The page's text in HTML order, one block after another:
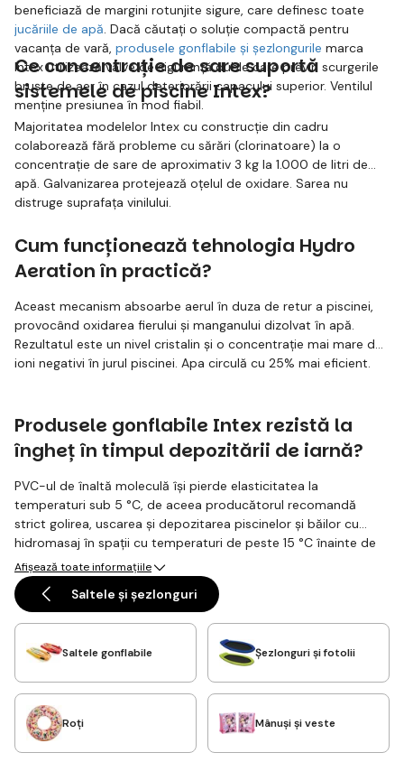
beneficiază de margini rotunjite sigure, care definesc toate
jucăriile de apă. Dacă căutați o soluție compactă pentru
vacanța de vară, produsele gonflabile și șezlongurile marca
Intex utilizează valve de siguranță duble care previn scurgerile
bruște de aer în cazul deteriorării capacului superior. Ventilul
menține presiunea în mod fiabil.
Ce concentrație de sare suportă
sistemele de piscine Intex?
Majoritatea modelelor Intex cu construcție din cadru
colaborează fără probleme cu sărări (clorinatoare) la o
concentrație de sare de aproximativ 3 kg la 1.000 de litri de
apă. Galvanizarea protejează oțelul de oxidare. Sarea nu
distruge suprafața vinilului.
Cum funcționează tehnologia Hydro
Aeration în practică?
Aceast mecanism absoarbe aerul în duza de retur a piscinei,
provocând oxidarea fierului și manganului dizolvat în apă.
Rezultatul este un nivel cristalin și o concentrație mai mare de
ioni negativi în jurul piscinei. Apa circulă cu 25% mai eficient.
Produsele gonflabile Intex rezistă la
îngheț în timpul depozitării de iarnă?
PVC-ul de înaltă moleculă își pierde elasticitatea la
temperaturi sub 5 °C, de aceea producătorul recomandă
strict golirea, uscarea și depozitarea piscinelor și băilor cu
hidromasaj în spații cu temperaturi de peste 15 °C înainte de
iarnă. Înghețul provoacă microfisuri în îmbinări. Depozitați în
condiții de uscat și cald.
Afișează toate informațiile
Saltele și șezlonguri
Saltele gonflabile Șezlonguri și fotolii
Roți Mânuși și veste